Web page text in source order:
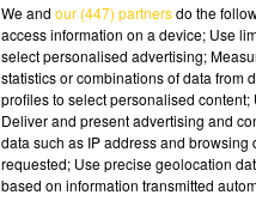
We and our (447) partnersdo the
access information on a device; Use
select personalised advertising;
statistics or combinations of data from
profiles to select personalised
Deliver and present advertising and
data such as IP address and
requested; Use precise geolocation
based on information transmitted